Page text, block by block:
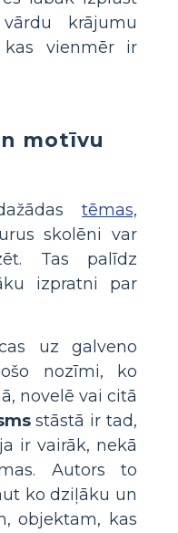
krājumu
kas vienmēr ir
motīvu
tēmas,
skolēni var
Tas palīdz
izpratni par
uz galveno
nozīmi, ko
novelē vai citā
stāstā ir tad,
ir vairāk, nekā
Autors to
ko dziļāku un
objektam, kas